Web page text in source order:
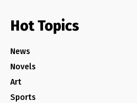
Hot Topics
News
Novels
Art
Sports